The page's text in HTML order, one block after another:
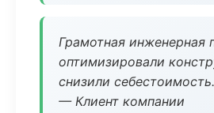
Грамотная инженерная
оптимизировали
снизили себестоимость.
— Клиент компании